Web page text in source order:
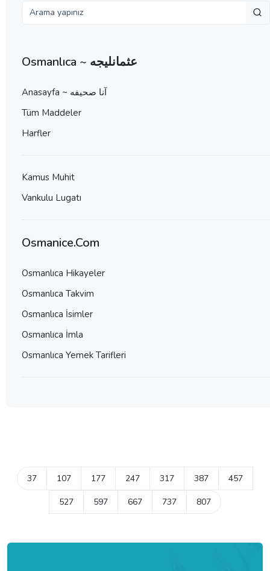
Osmanlıca ~ عثمانليجه
Anasayfa ~ آنا صحيفه
Tüm Maddeler
Harfler
Kamus Muhit
Vankulu Lugatı
Osmanice.Com
Osmanlıca Hikayeler
Osmanlıca Takvim
Osmanlıca İsimler
Osmanlıca İmla
Osmanlıca Yemek Tarifleri
37 107 177 247 317 387 457
527 597 667 737 807